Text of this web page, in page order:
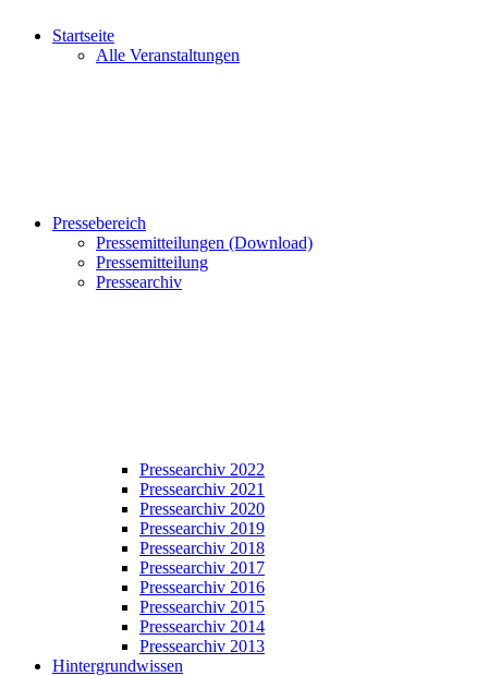
Startseite
Alle Veranstaltungen
Pressebereich
Pressemitteilungen (Download)
Pressemitteilung
Pressearchiv
Pressearchiv 2022
Pressearchiv 2021
Pressearchiv 2020
Pressearchiv 2019
Pressearchiv 2018
Pressearchiv 2017
Pressearchiv 2016
Pressearchiv 2015
Pressearchiv 2014
Pressearchiv 2013
Hintergrundwissen